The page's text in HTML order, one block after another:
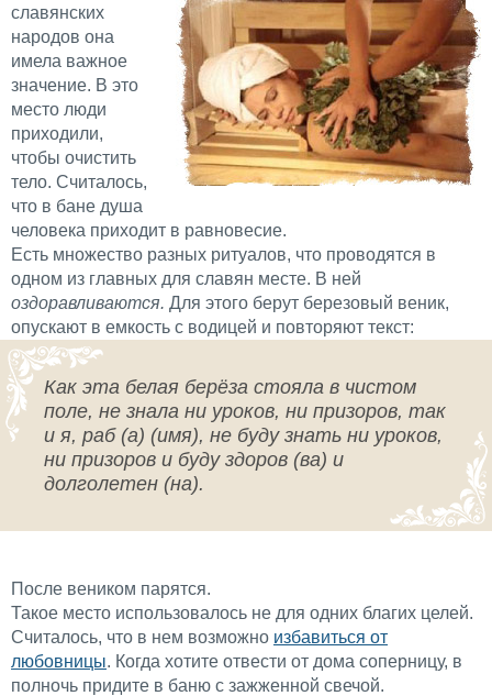
славянских
народов она
имела важное
значение. В это
место люди
приходили,
чтобы очистить
тело. Считалось,
что в бане душа
человека приходит в равновесие.
Есть множество разных ритуалов, что проводятся в
одном из главных для славян месте. В ней
оздоравливаются. Для этого берут березовый веник,
опускают в емкость с водицей и повторяют текст:
Как эта белая берёза стояла в чистом
поле, не знала ни уроков, ни призоров, так
и я, раб (а) (имя), не буду знать ни уроков,
ни призоров и буду здоров (ва) и
долголетен (на).
После веником парятся.
Такое место использовалось не для одних благих целей.
Считалось, что в нем возможно избавиться от
любовницы. Когда хотите отвести от дома соперницу, в
полночь придите в баню с зажженной свечой.